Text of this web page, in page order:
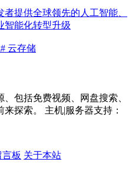
提供全球领先的人工智能、
智能化转型升级
# 云存储
包括免费视频、网盘搜索、
探索。 主机|服务器支持：
言板 关于本站